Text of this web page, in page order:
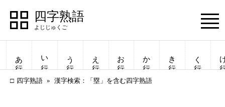
四字熟語 Menu
あ行 い行 う行 え行 お行 か行 き行 く行
四字熟語 漢字検索：「塁」を含む四字熟語